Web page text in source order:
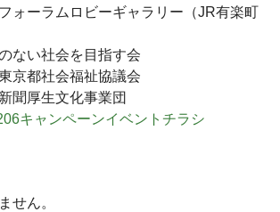
ォーラムロビーギャラリー（JR有楽町
ない社会を目指す会
京都社会福祉協議会
聞厚生文化事業団
キャンペーンイベントチラシ
せん。